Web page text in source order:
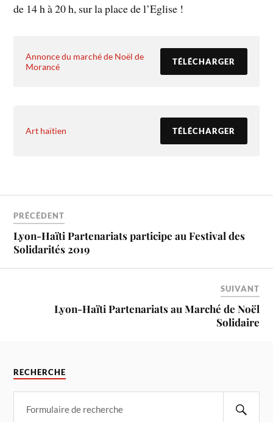
de 14 h à 20 h, sur la place de l’Eglise !
Annonce du marché de Noël de
Morancé
TÉLÉCHARGER
Art haïtien TÉLÉCHARGER
PRÉCÉDENT
Lyon-Haïti Partenariats participe au Festival des
Solidarités 2019
SUIVANT
Lyon-Haïti Partenariats au Marché de Noël
Solidaire
RECHERCHE